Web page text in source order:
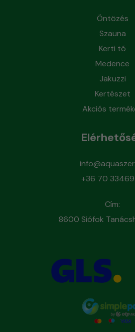
Öntözés
Szauna
Kerti tó
Medence
Jakuzzi
Kertészet
Akciós
+36 70
Cím:
8600 Siófok